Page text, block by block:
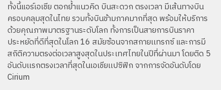
ทั้งนี้แอร์เอเชีย ตอกย้ำแนวคิด บินสะดวก ตรงเวลา มีเส้นทางบิน
ครอบคลุมสุดในไทย รวมทั้งบินข้ามภาคมากที่สุด พร้อมให้บริการ
ด้วยคุณภาพมาตรฐานระดับโลก ทั้งการเป็นสายการบินราคา
ประหยัดที่ดีที่สุดในโลก 16 สมัยซ้อนจากสกายเเทรกซ์ และการมี
สถิติความตรงต่อเวลาสูงสุดในประเทศไทยในปีที่่ผ่านมา โดยติด 5
อันดับเเรกตรงเวลาที่สุดในเอเชียเเปซิฟิก จากการจัดอันดับโดย
Cirium